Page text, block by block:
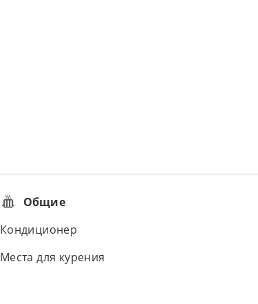
Общие
Кондиционер
Места для курения